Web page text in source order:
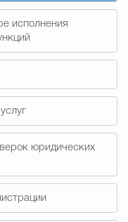
граждан
Противодействие
исполнения
юридических